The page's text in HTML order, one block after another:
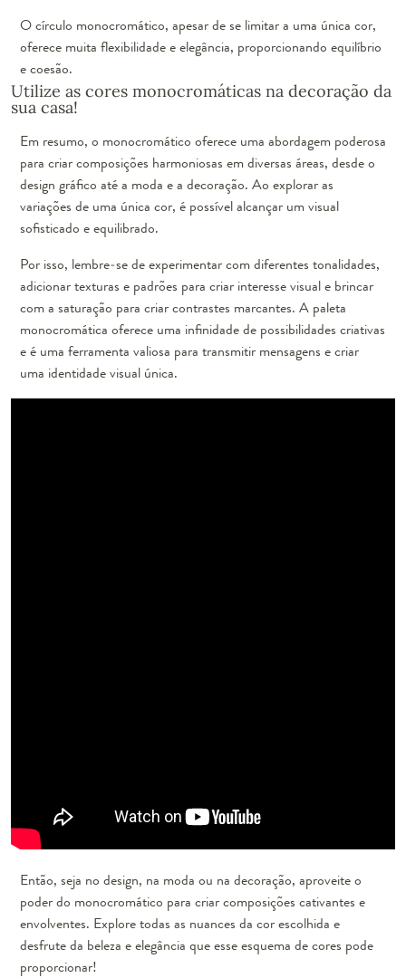
O círculo monocromático, apesar de se limitar a uma única cor,
oferece muita flexibilidade e elegância, proporcionando equilíbrio
e coesão.
Utilize as cores monocromáticas na decoração da
sua casa!
Em resumo, o monocromático oferece uma abordagem poderosa
para criar composições harmoniosas em diversas áreas, desde o
design gráfico até a moda e a decoração. Ao explorar as
variações de uma única cor, é possível alcançar um visual
sofisticado e equilibrado.
Por isso, lembre-se de experimentar com diferentes tonalidades,
adicionar texturas e padrões para criar interesse visual e brincar
com a saturação para criar contrastes marcantes. A paleta
monocromática oferece uma infinidade de possibilidades criativas
e é uma ferramenta valiosa para transmitir mensagens e criar
uma identidade visual única.
Então, seja no design, na moda ou na decoração, aproveite o
poder do monocromático para criar composições cativantes e
envolventes. Explore todas as nuances da cor escolhida e
desfrute da beleza e elegância que esse esquema de cores pode
proporcionar!